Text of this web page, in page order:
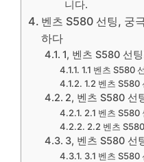
니다.
벤츠 S580 선팅, 궁
하다
1, 벤츠 S580 선
1.1 벤츠 S580
1.2 벤츠 S580
2, 벤츠 S580 선
2.1 벤츠 S580
2.2 벤츠
3, 벤츠 S580 선
3.1 벤츠 S580